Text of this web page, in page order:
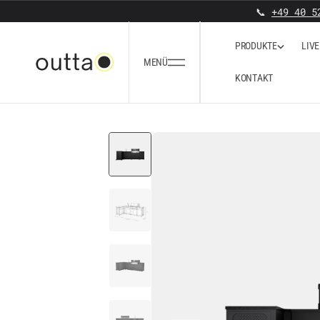
ZUM INHALT SPRINGEN 📞 +49 40
MENÜ
PRODUKTE
L IVE
KONTAKT